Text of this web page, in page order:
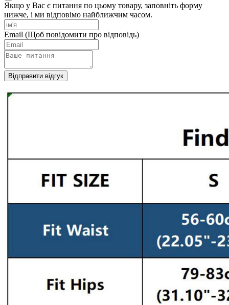
Якщо у Вас є питання по цьому товару, заповніть форму
нижче, і ми відповімо найближчим часом.
Email (Щоб повідомити про відповідь)
Відправити відгук